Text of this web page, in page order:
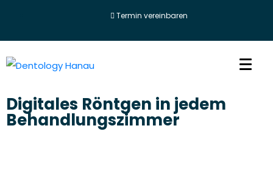
Termin vereinbaren
Digitales Röntgen in jedem
Behandlungszimmer